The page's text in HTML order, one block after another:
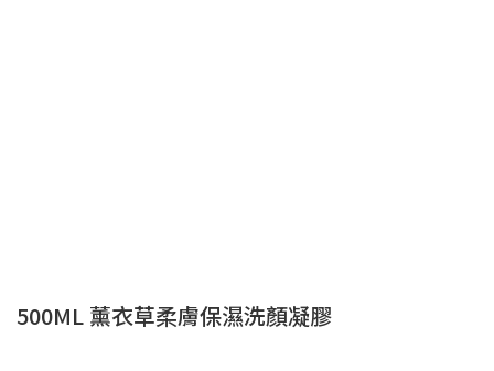
500ML 薰衣草柔膚保濕洗顏凝膠